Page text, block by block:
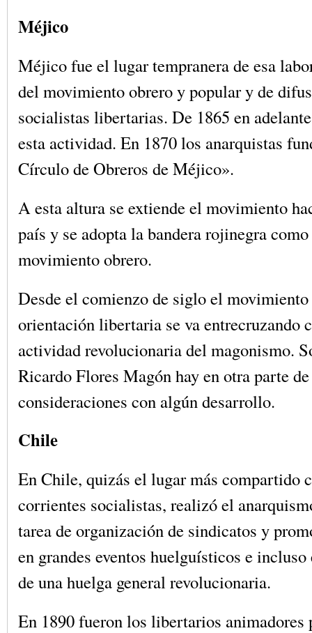
Méjico
Méjico fue el lugar tempranera de esa
del movimiento obrero y popular y de
socialistas libertarias. De 1865 en
esta actividad. En 1870 los anarquistas
Círculo de Obreros de Méjico».
A esta altura se extiende el movimiento
país y se adopta la bandera rojinegra
movimiento obrero.
Desde el comienzo de siglo el
orientación libertaria se va entrecruzando
actividad revolucionaria del magonismo.
Ricardo Flores Magón hay en otra parte
consideraciones con algún desarrollo.
Chile
En Chile, quizás el lugar más compartido
corrientes socialistas, realizó el
tarea de organización de sindicatos y
en grandes eventos huelguísticos e
de una huelga general revolucionaria.
En 1890 fueron los libertarios animadores